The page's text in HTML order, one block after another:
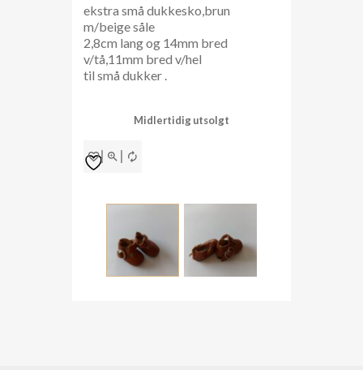
ekstra små dukkesko,brun
m/beige såle
2,8cm lang og 14mm bred
v/tå,11mm bred v/hel
til små dukker .
Midlertidig utsolgt